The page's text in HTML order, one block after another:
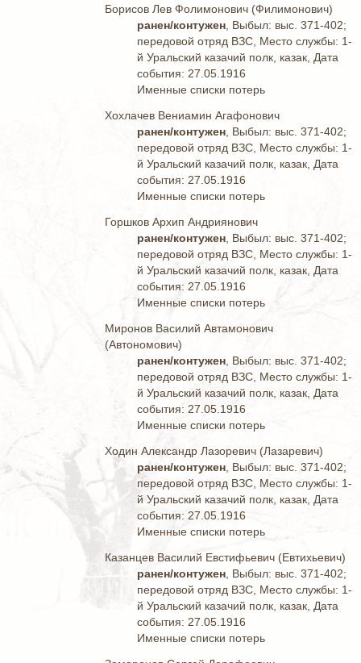
Борисов Лев Фолимонович (Филимонович)
ранен/контужен , Выбыл: выс. 371-402;
передовой отряд ВЗС, Место службы: 1-
й Уральский казачий полк, казак, Дата
события: 27.05.1916
Именные списки потерь
Хохлачев Вениамин Агафонович
ранен/контужен , Выбыл: выс. 371-402;
передовой отряд ВЗС, Место службы: 1-
й Уральский казачий полк, казак, Дата
события: 27.05.1916
Именные списки потерь
Горшков Архип Андриянович
ранен/контужен , Выбыл: выс. 371-402;
передовой отряд ВЗС, Место службы: 1-
й Уральский казачий полк, казак, Дата
события: 27.05.1916
Именные списки потерь
Миронов Василий Автамонович
(Автономович)
ранен/контужен , Выбыл: выс. 371-402;
передовой отряд ВЗС, Место службы: 1-
й Уральский казачий полк, казак, Дата
события: 27.05.1916
Именные списки потерь
Ходин Александр Лазоревич (Лазаревич)
ранен/контужен , Выбыл: выс. 371-402;
передовой отряд ВЗС, Место службы: 1-
й Уральский казачий полк, казак, Дата
события: 27.05.1916
Именные списки потерь
Казанцев Василий Евстифьевич (Евтихьевич)
ранен/контужен , Выбыл: выс. 371-402;
передовой отряд ВЗС, Место службы: 1-
й Уральский казачий полк, казак, Дата
события: 27.05.1916
Именные списки потерь